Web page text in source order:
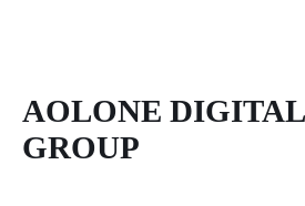
AOLONE DIGITAL
GROUP